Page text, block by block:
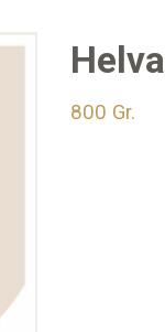
800 Gr.